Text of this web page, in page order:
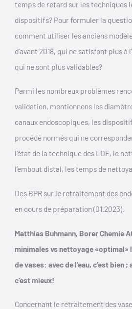
temps de retard sur les techniques
dispositifs? Pour formuler la
comment utiliser les anciens
d’avant 2018, qui ne satisfont plus à
qui ne sont plus validables?
Parmi les nombreux problèmes
validation, mentionnons les
canaux endoscopiques, les
procédé normés qui ne
l’état de la technique des LDE, le
l’embout distal, les temps de
Des BPR sur le retraitement des
en cours de préparation (01.2023).
Matthias Buhmann, Borer Chemie
minimales vs nettoyage
de vases: avec de l’eau, c’est bien
c’est mieux!
Concernant le retraitement des